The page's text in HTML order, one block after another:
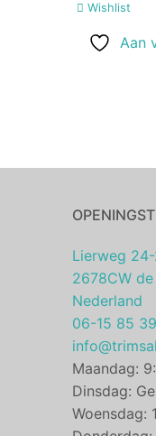
Wishlist
Aan
Lierweg
2678CW
Nederland
06-15 85
Maandag:
Dinsdag:
Woensdag: